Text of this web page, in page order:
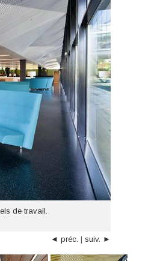
de travail.
◄ préc. | suiv. ►